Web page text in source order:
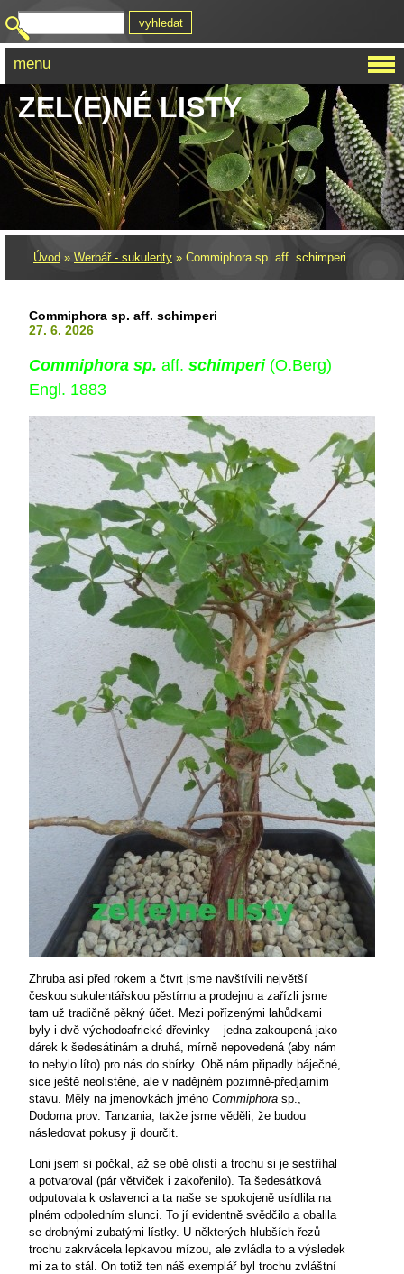
ZEL(E)NÉ LISTY
Úvod » Werbář - sukulenty » Commiphora sp. aff. schimperi
Commiphora sp. aff. schimperi
27. 6. 2026
Commiphora sp. aff. schimperi(O.Berg)
Engl. 1883
Zhruba asi před rokem a čtvrt jsme navštívili největší
českou sukulentářskou pěstírnu a prodejnu a zařízli jsme
tam už tradičně pěkný účet. Mezi pořízenými lahůdkami
byly i dvě východoafrické dřevinky – jedna zakoupená jako
dárek k šedesátinám a druhá, mírně nepovedená (aby nám
to nebylo líto) pro nás do sbírky. Obě nám připadly báječné,
sice ještě neolistěné, ale v nadějném pozimně-předjarním
stavu. Měly na jmenovkách jméno Commiphora sp.,
Dodoma prov. Tanzania, takže jsme věděli, že budou
následovat pokusy ji dourčit.
Loni jsem si počkal, až se obě olistí a trochu si je sestříhal
a potvaroval (pár větviček i zakořenilo). Ta šedesátková
odputovala k oslavenci a ta naše se spokojeně usídlila na
plném odpoledním slunci. To jí evidentně svědčilo a obalila
se drobnými zubatými lístky. U některých hlubších řezů
trochu zakrvácela lepkavou mízou, ale zvládla to a výsledek
mi za to stál. On totiž ten náš exemplář byl trochu zvláštní
menu